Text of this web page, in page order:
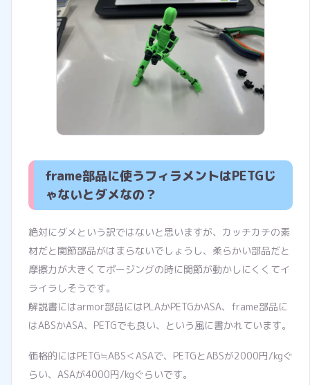
frame部品に使うフィラメントはPETGじ
ゃないとダメなの？
絶対にダメという訳ではないと思いますが、カッチカチの素
材だと関節部品がはまらないでしょうし、柔らかい部品だと
摩擦力が大きくてポージングの時に関節が動かしにくくてイ
ライラしそうです。
解説書にはarmor部品にはPLAかPETGかASA、frame部品に
はABSかASA、PETGでも良い、という風に書かれています。
価格的にはPETG≒ABS＜ASAで、PETGとABSが2000円/kgぐ
らい、ASAが4000円/kgぐらいです。